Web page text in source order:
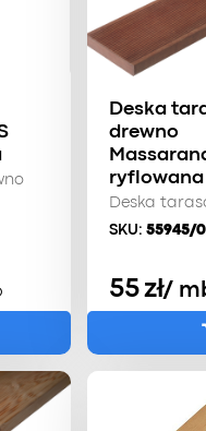
Deska
drewno
ryflowana
Deska
SKU: 55945/
55zł/